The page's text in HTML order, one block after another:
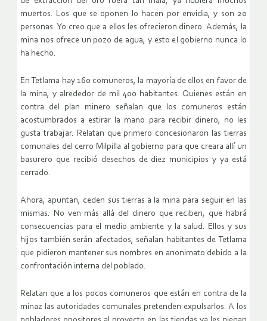
muertos. Los que se oponen lo hacen por envidia, y son 20
personas. Yo creo que a ellos les ofrecieron dinero. Además, la
mina nos ofrece un pozo de agua, y esto el gobierno nunca lo
ha hecho.
En Tetlama hay 160 comuneros, la mayoría de ellos en favor de
la mina, y alrededor de mil 400 habitantes. Quienes están en
contra del plan minero señalan que los comuneros están
acostumbrados a estirar la mano para recibir dinero, no les
gusta trabajar. Relatan que primero concesionaron las tierras
comunales del cerro Milpilla al gobierno para que creara allí un
basurero que recibió desechos de diez municipios y ya está
cerrado.
Ahora, apuntan, ceden sus tierras a la mina para seguir en las
mismas. No ven más allá del dinero que reciben, que habrá
consecuencias para el medio ambiente y la salud. Ellos y sus
hijos también serán afectados, señalan habitantes de Tetlama
que pidieron mantener sus nombres en anonimato debido a la
confrontación interna del poblado.
Relatan que a los pocos comuneros que están en contra de la
minaz las autoridades comunales pretenden expulsarlos. A los